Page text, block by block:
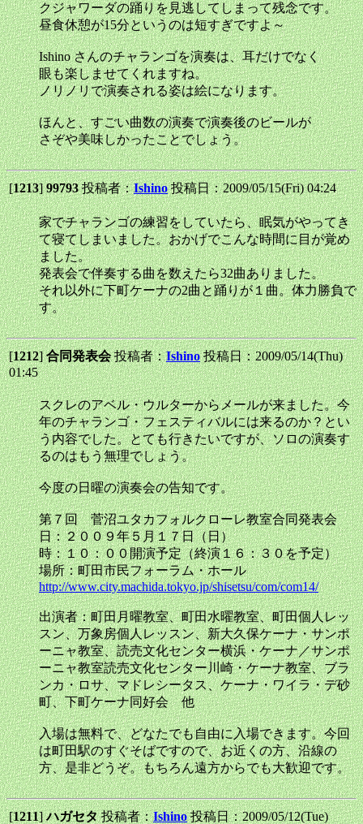
クジャワーダの踊りを見逃してしまって残念です。
昼食休憩が15分というのは短すぎですよ～
Ishino さんのチャランゴを演奏は、耳だけでなく
眼も楽しませてくれますね。
ノリノリで演奏される姿は絵になります。
ほんと、すごい曲数の演奏で演奏後のビールが
さぞや美味しかったことでしょう。
[1213]99793投稿者：Ishino 投稿日：2009/05/15(Fri) 04:24
家でチャランゴの練習をしていたら、眠気がやってき
て寝てしまいました。おかげでこんな時間に目が覚め
ました。
発表会で伴奏する曲を数えたら32曲ありました。
それ以外に下町ケーナの2曲と踊りが１曲。体力勝負で
す。
[1212]合同発表会投稿者：Ishino 投稿日：2009/05/14(Thu)
01:45
スクレのアベル・ウルターからメールが来ました。今
年のチャランゴ・フェスティバルには来るのか？とい
う内容でした。とても行きたいですが、ソロの演奏す
るのはもう無理でしょう。
今度の日曜の演奏会の告知です。
第７回 菅沼ユタカフォルクローレ教室合同発表会
日：２００９年５月１７日（日）
時：１０：００開演予定（終演１６：３０を予定）
場所：町田市民フォーラム・ホール
http://www.city.machida.tokyo.jp/shisetsu/com/com14/
出演者：町田月曜教室、町田水曜教室、町田個人レッ
スン、万象房個人レッスン、新大久保ケーナ・サンポ
ーニャ教室、読売文化センター横浜・ケーナ／サンポ
ーニャ教室読売文化センター川崎・ケーナ教室、ブラ
ンカ・ロサ、マドレシータス、ケーナ・ワイラ・デ砂
町、下町ケーナ同好会 他
入場は無料で、どなたでも自由に入場できます。今回
は町田駅のすぐそばですので、お近くの方、沿線の
方、是非どうぞ。もちろん遠方からでも大歓迎です。
[1211]ハガセタ投稿者：Ishino 投稿日：2009/05/12(Tue)